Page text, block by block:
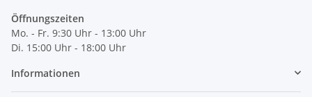
Öffnungszeiten
Mo. - Fr. 9:30 Uhr - 13:00 Uhr
Di. 15:00 Uhr - 18:00 Uhr
Informationen